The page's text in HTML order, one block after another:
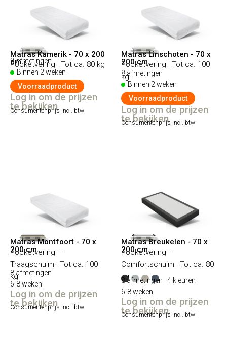
Matras Kamerik - 70 x 200
cm
Pocketvering | Tot ca. 80 kg
8 afmetingen
Binnen 2 weken
Voorraadproduct
Log in om de prijzen
te bekijken
Consumentenprijs incl. btw
Matras Linschoten - 70 x
200 cm
Pocketvering | Tot ca. 100
kg
8 afmetingen
Binnen 2 weken
Voorraadproduct
Log in om de prijzen
te bekijken
Consumentenprijs incl. btw
Matras Montfoort - 70 x
200 cm
Pocketvering –
Traagschuim | Tot ca. 100
kg
8 afmetingen
6-8 weken
Log in om de prijzen
te bekijken
Consumentenprijs incl. btw
Matras Breukelen - 70 x
200 cm
Pocketvering –
Comfortschuim | Tot ca. 80
kg
8 afmetingen | 4 kleuren
6-8 weken
Log in om de prijzen
te bekijken
Consumentenprijs incl. btw